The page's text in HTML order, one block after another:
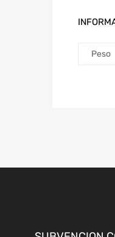
Peso